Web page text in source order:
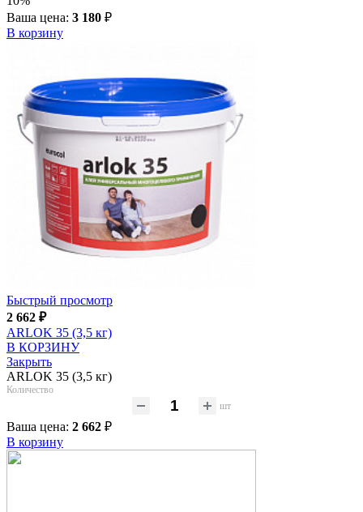
Ваша цена: 3 180 ₽
В корзину
Быстрый просмотр
2 662 ₽
ARLOK 35 (3,5 кг)
В КОРЗИНУ
Закрыть
ARLOK 35 (3,5 кг)
Количество
шт
Ваша цена: 2 662 ₽
В корзину